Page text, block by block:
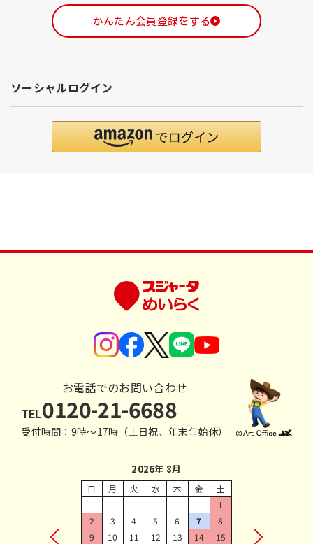
かんたん会員登録をする
ソーシャルログイン
お電話でのお問い合わせ
TEL0120-21-6688
受付時間：9時〜17時（土日祝、年末年始休）
2026年 8月
日 月 火 水 木 金
土
1
2
3 4 5 6 7
8
9
10 11 12 13 14
15